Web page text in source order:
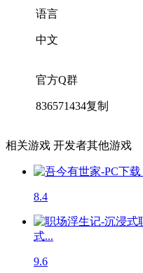
语言
中文
官方Q群
836571434复制
相关游戏 开发者其他游戏
8.4
式...
9.6